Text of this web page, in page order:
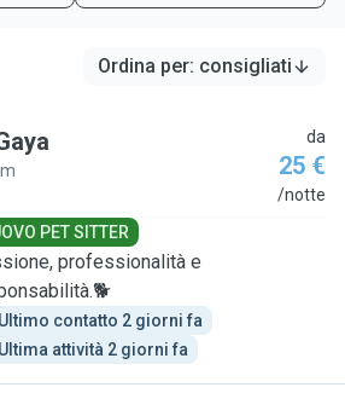
Ordina per: consigliati
da
25 €
/notte
PET SITTER
professionalità e
Ultimo contatto 2 giorni fa
Ultima attività 2 giorni fa